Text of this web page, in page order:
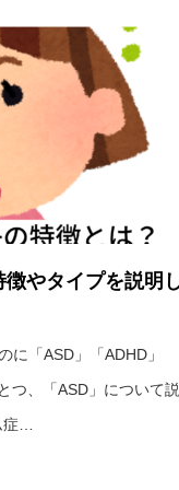
やタイプを説明
に「ASD」「ADHD」
つ、「ASD」について説
…